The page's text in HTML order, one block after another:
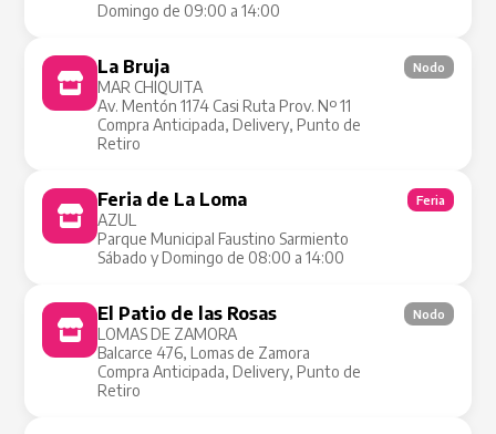
Domingo de 09:00 a 14:00
La Bruja
MAR CHIQUITA
Av. Mentón 1174 Casi Ruta Prov. Nº 11
Compra Anticipada, Delivery, Punto de
Retiro
Nodo
Feria de La Loma
AZUL
Parque Municipal Faustino Sarmiento
Sábado y Domingo de 08:00 a 14:00
Feria
El Patio de las Rosas
LOMAS DE ZAMORA
Balcarce 476, Lomas de Zamora
Compra Anticipada, Delivery, Punto de
Retiro
Nodo